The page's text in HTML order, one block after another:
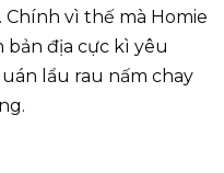
vì thế mà Homie
bản địa cực kì yêu
lẩu rau nấm chay